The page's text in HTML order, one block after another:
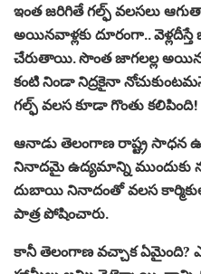
ఇంత జరిగితే గల్ఫ్‌ వలసలు
అయినవాళ్లకు దూరంగా..
చేరుతాయి. సొంత జాగలల్ల అయిన
కంటి నిండా నిద్రకైనా
గల్ఫ్‌ వలస కూడా గొంతు కలిపింది!
ఆనాడు తెలంగాణ రాష్ట్ర సాధన
నినాదమై ఉద్యమాన్ని
దుబాయి నినాదంతో వలస
పాత్ర పోషించారు.
కానీ తెలంగాణ వచ్చాక ఏమైంది?